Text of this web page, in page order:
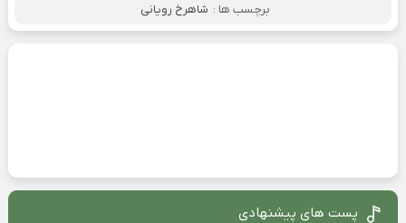
برچسب ها : شاهرخ رویانی
پست های پیشنهادی